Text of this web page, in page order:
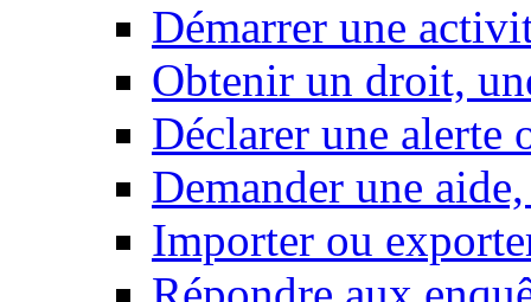
Démarrer une
Obtenir un droit,
Déclarer une alerte
Demander une
Importer ou